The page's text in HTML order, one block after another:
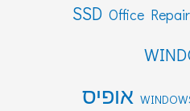
Office Repair
SSD
אופיס